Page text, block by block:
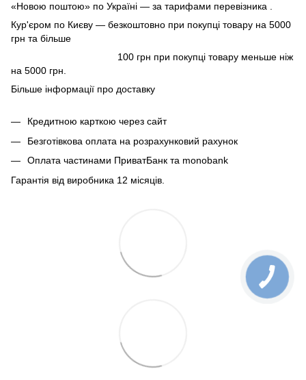
«Новою поштою» по Україні — за тарифами перевізника .
Кур'єром по Києву — безкоштовно при покупці товару на 5000
грн та більше
100 грн при покупці товару меньше ніж
на 5000 грн.
Більше інформації про доставку
Кредитною карткою через сайт
Безготівкова оплата на розрахунковий рахунок
Оплата частинами ПриватБанк та monobank
Гарантія від виробника 12 місяців.